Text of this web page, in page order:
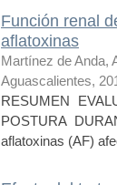
Función renal
aflatoxinas
Martínez de Anda,
Aguascalientes,
RESUMEN
POSTURA
aflatoxinas (AF)